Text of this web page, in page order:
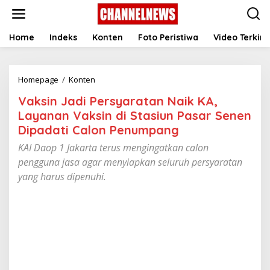
t
Home Indeks Konten Foto Peristiwa Video Terkini
Homepage / Konten
k
s
i
n
J
d
i
Vaksin Jadi Persyaratan Naik KA,
Layanan Vaksin di Stasiun Pasar Senen
Dipadati Calon Penumpang
KAI Daop 1 Jakarta terus mengingatkan calon
pengguna jasa agar menyiapkan seluruh persyaratan
yang harus dipenuhi.